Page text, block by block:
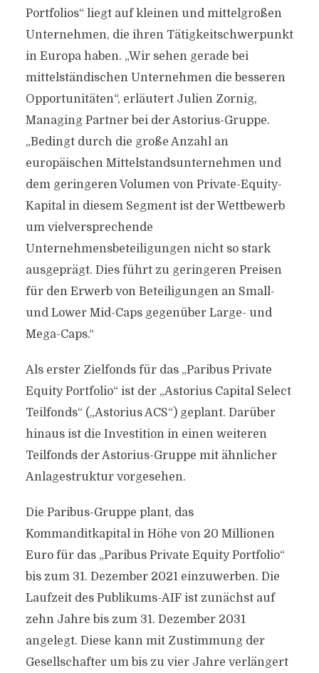
Portfolios“ liegt auf kleinen und mittelgroßen
Unternehmen, die ihren Tätigkeitschwerpunkt
in Europa haben. „Wir sehen gerade bei
mittelständischen Unternehmen die besseren
Opportunitäten“, erläutert Julien Zornig,
Managing Partner bei der Astorius-Gruppe.
„Bedingt durch die große Anzahl an
europäischen Mittelstandsunternehmen und
dem geringeren Volumen von Private-Equity-
Kapital in diesem Segment ist der Wettbewerb
um vielversprechende
Unternehmensbeteiligungen nicht so stark
ausgeprägt. Dies führt zu geringeren Preisen
für den Erwerb von Beteiligungen an Small-
und Lower Mid-Caps gegenüber Large- und
Mega-Caps.“
Als erster Zielfonds für das „Paribus Private
Equity Portfolio“ ist der „Astorius Capital Select
Teilfonds“ („Astorius ACS“) geplant. Darüber
hinaus ist die Investition in einen weiteren
Teilfonds der Astorius-Gruppe mit ähnlicher
Anlagestruktur vorgesehen.
Die Paribus-Gruppe plant, das
Kommanditkapital in Höhe von 20 Millionen
Euro für das „Paribus Private Equity Portfolio“
bis zum 31. Dezember 2021 einzuwerben. Die
Laufzeit des Publikums-AIF ist zunächst auf
zehn Jahre bis zum 31. Dezember 2031
angelegt. Diese kann mit Zustimmung der
Gesellschafter um bis zu vier Jahre verlängert